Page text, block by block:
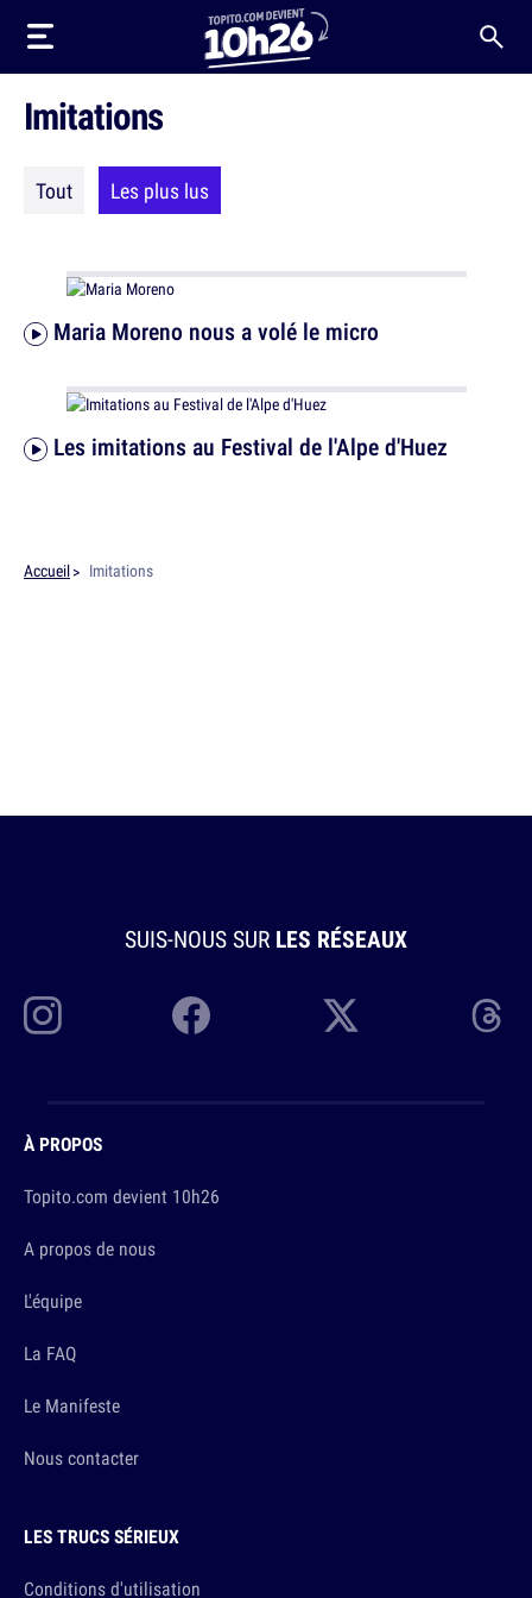
Imitations
Tout Les plus lus
Maria Moreno nous a volé le micro
Les imitations au Festival de l'Alpe d'Huez
Accueil Imitations
SUIS-NOUS SUR LES RÉSEAUX
À PROPOS
Topito.com devient 10h26
A propos de nous
L'équipe
La FAQ
Le Manifeste
Nous contacter
LES TRUCS SÉRIEUX
Conditions d'utilisation